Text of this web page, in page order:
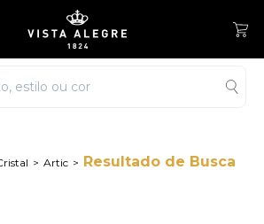
Artic Resultado de Busca